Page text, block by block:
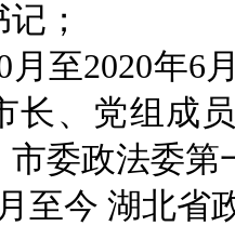
；
至2020年6
长、党组成
市委政法委第
今 湖北省